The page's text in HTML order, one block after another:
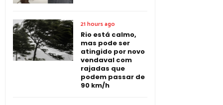
21 hours ago
Rio está calmo,
mas pode ser
atingido por novo
vendaval com
rajadas que
podem passar de
90 km/h